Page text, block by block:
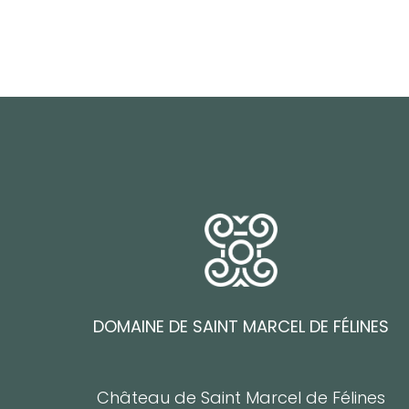
DOMAINE DE SAINT MARCEL DE FÉLINES
Château de Saint Marcel de Félines